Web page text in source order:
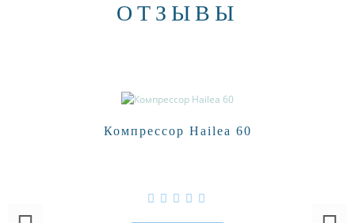
ОТЗЫВЫ
Компрессор Hailea 60